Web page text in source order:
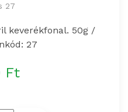
27
keverékfonal. 50g /
27
Ft